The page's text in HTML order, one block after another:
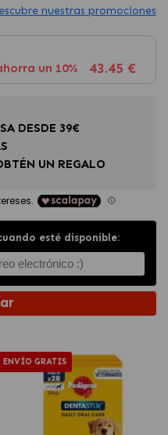
nuestras promociones
un 10% 43.45 €
DESDE 39€
UN REGALO
esté disponible:
ENVÍO GRATIS